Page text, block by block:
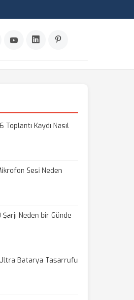
Kaydı Nasıl
Sesi Neden
Neden bir Günde
Batarya Tasarrufu